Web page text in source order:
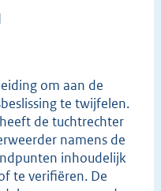
om aan de
te twijfelen.
de tuchtrechter
namens de
inhoudelijk
te verifiëren. De